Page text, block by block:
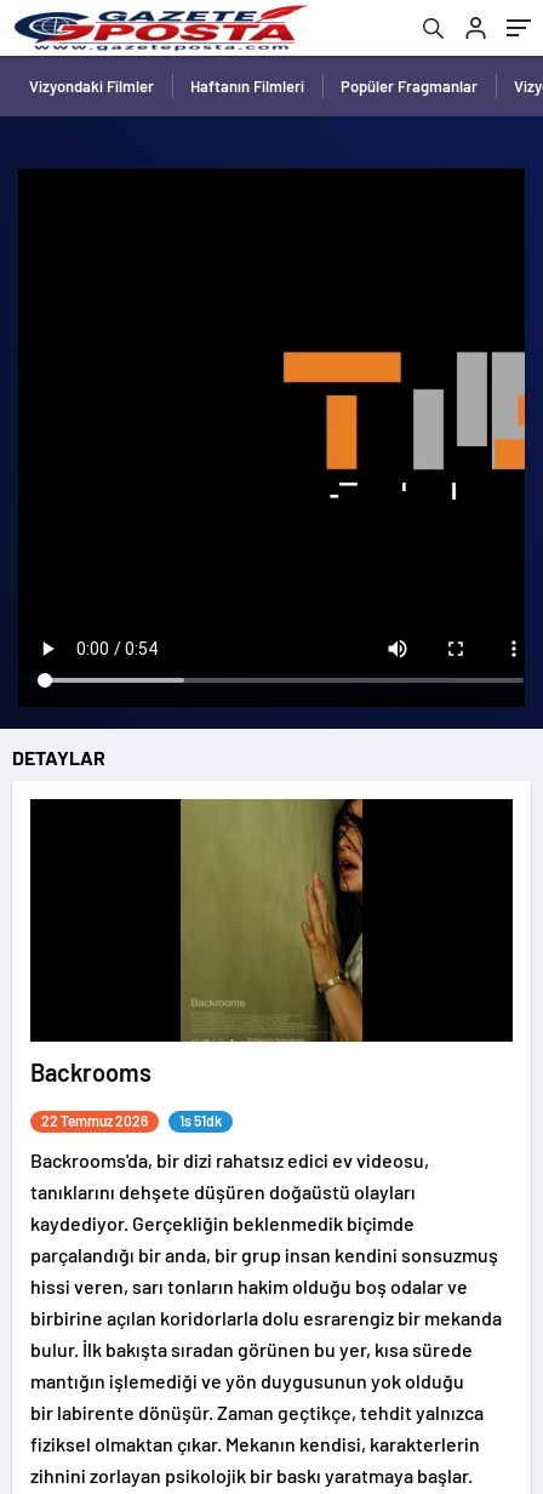
Vizyondaki Filmler Haftanın Filmleri Popüler Fragmanlar
DETAYLAR
Backrooms
22 Temmuz 2026 1s 51dk
Backrooms'da, bir dizi rahatsız edici ev videosu,
tanıklarını dehşete düşüren doğaüstü olayları
kaydediyor. Gerçekliğin beklenmedik biçimde
parçalandığı bir anda, bir grup insan kendini sonsuzmuş
hissi veren, sarı tonların hakim olduğu boş odalar ve
birbirine açılan koridorlarla dolu esrarengiz bir mekanda
bulur. İlk bakışta sıradan görünen bu yer, kısa sürede
mantığın işlemediği ve yön duygusunun yok olduğu
bir labirente dönüşür. Zaman geçtikçe, tehdit yalnızca
fiziksel olmaktan çıkar. Mekanın kendisi, karakterlerin
zihnini zorlayan psikolojik bir baskı yaratmaya başlar.